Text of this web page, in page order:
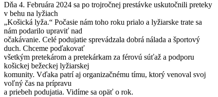
Dňa 4. Februára 2024 sa po trojročnej prestávke uskutočnili preteky
v behu na lyžiach
„Košická lyža.“ Počasie nám toho roku prialo a lyžiarske trate sa
nám podarilo upraviť nad
očakávanie. Celé podujatie sprevádzala dobrá nálada a športový
duch. Chceme poďakovať
všetkým pretekárom a pretekárkam za férovú súťaž a podporu
košickej bežeckej lyžiarskej
komunity. Vďaka patrí aj organizačnému tímu, ktorý venoval svoj
voľný čas na prípravu
a priebeh podujatia. Vidíme sa opäť o rok.